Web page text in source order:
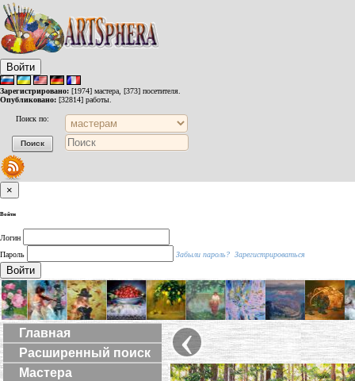
Войти
Зарегистрировано: [1974] мастера, [373] посетителя.
Опубликовано: [32814] работы.
Поиск по:
×
Войти
Логин
Пароль
Забыли пароль? Зарегистрироваться
Войти
Главная
Расширенный поиск
Мастера
‹